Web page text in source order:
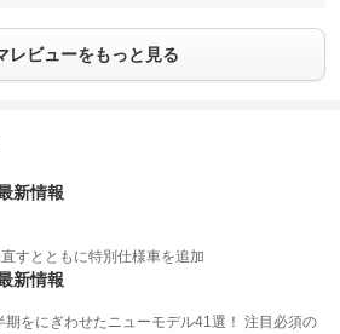
レビューをもっと見る
新情報
すとともに特別仕様車を追加
新情報
期をにぎわせたニューモデル41選！ 注目必須の